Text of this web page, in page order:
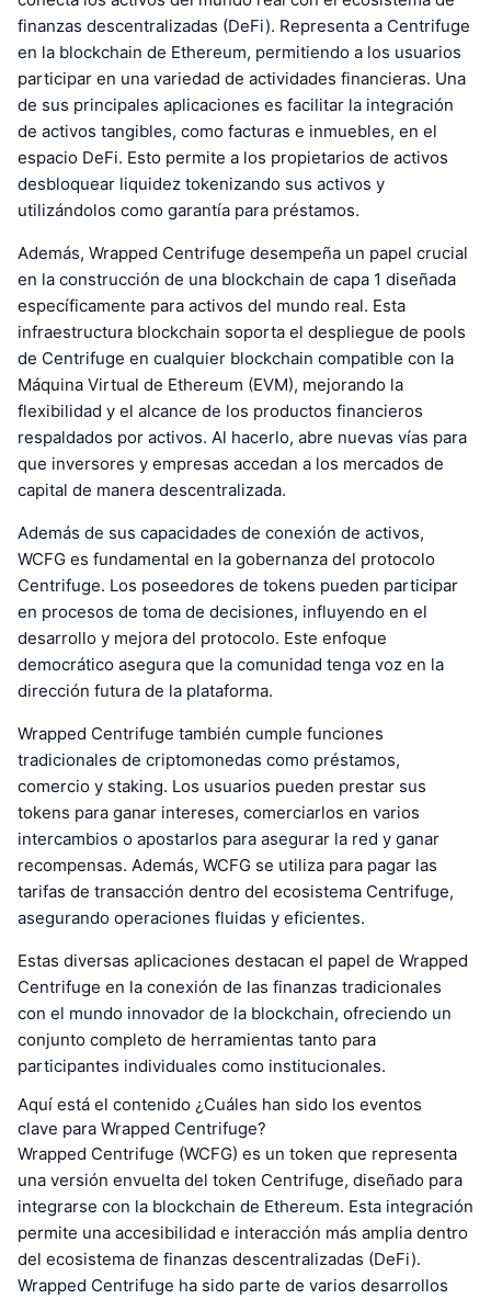
finanzas descentralizadas (DeFi). Representa a Centrifuge
en la blockchain de Ethereum, permitiendo a los usuarios
participar en una variedad de actividades financieras. Una
de sus principales aplicaciones es facilitar la integración
de activos tangibles, como facturas e inmuebles, en el
espacio DeFi. Esto permite a los propietarios de activos
desbloquear liquidez tokenizando sus activos y
utilizándolos como garantía para préstamos.
Además, Wrapped Centrifuge desempeña un papel crucial
en la construcción de una blockchain de capa 1 diseñada
específicamente para activos del mundo real. Esta
infraestructura blockchain soporta el despliegue de pools
de Centrifuge en cualquier blockchain compatible con la
Máquina Virtual de Ethereum (EVM), mejorando la
flexibilidad y el alcance de los productos financieros
respaldados por activos. Al hacerlo, abre nuevas vías para
que inversores y empresas accedan a los mercados de
capital de manera descentralizada.
Además de sus capacidades de conexión de activos,
WCFG es fundamental en la gobernanza del protocolo
Centrifuge. Los poseedores de tokens pueden participar
en procesos de toma de decisiones, influyendo en el
desarrollo y mejora del protocolo. Este enfoque
democrático asegura que la comunidad tenga voz en la
dirección futura de la plataforma.
Wrapped Centrifuge también cumple funciones
tradicionales de criptomonedas como préstamos,
comercio y staking. Los usuarios pueden prestar sus
tokens para ganar intereses, comerciarlos en varios
intercambios o apostarlos para asegurar la red y ganar
recompensas. Además, WCFG se utiliza para pagar las
tarifas de transacción dentro del ecosistema Centrifuge,
asegurando operaciones fluidas y eficientes.
Estas diversas aplicaciones destacan el papel de Wrapped
Centrifuge en la conexión de las finanzas tradicionales
con el mundo innovador de la blockchain, ofreciendo un
conjunto completo de herramientas tanto para
participantes individuales como institucionales.
Aquí está el contenido ¿Cuáles han sido los eventos
clave para Wrapped Centrifuge?
Wrapped Centrifuge (WCFG) es un token que representa
una versión envuelta del token Centrifuge, diseñado para
integrarse con la blockchain de Ethereum. Esta integración
permite una accesibilidad e interacción más amplia dentro
del ecosistema de finanzas descentralizadas (DeFi).
Wrapped Centrifuge ha sido parte de varios desarrollos